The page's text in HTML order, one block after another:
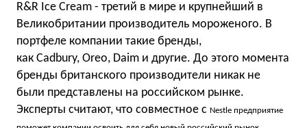
R&R Ice Cream - третий в мире и крупнейший в
Великобритании производитель мороженого. В
портфеле компании такие бренды,
как Cadbury, Oreo, Daim и другие. До этого момента
бренды британского производители никак не
были представлены на российском рынке.
Эксперты считают, что совместное с Nestle предприятие